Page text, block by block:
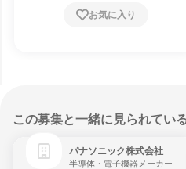
お気に入り
この募集と一緒に見られてい
パナソニック株式会社
半導体・電子機器メーカー